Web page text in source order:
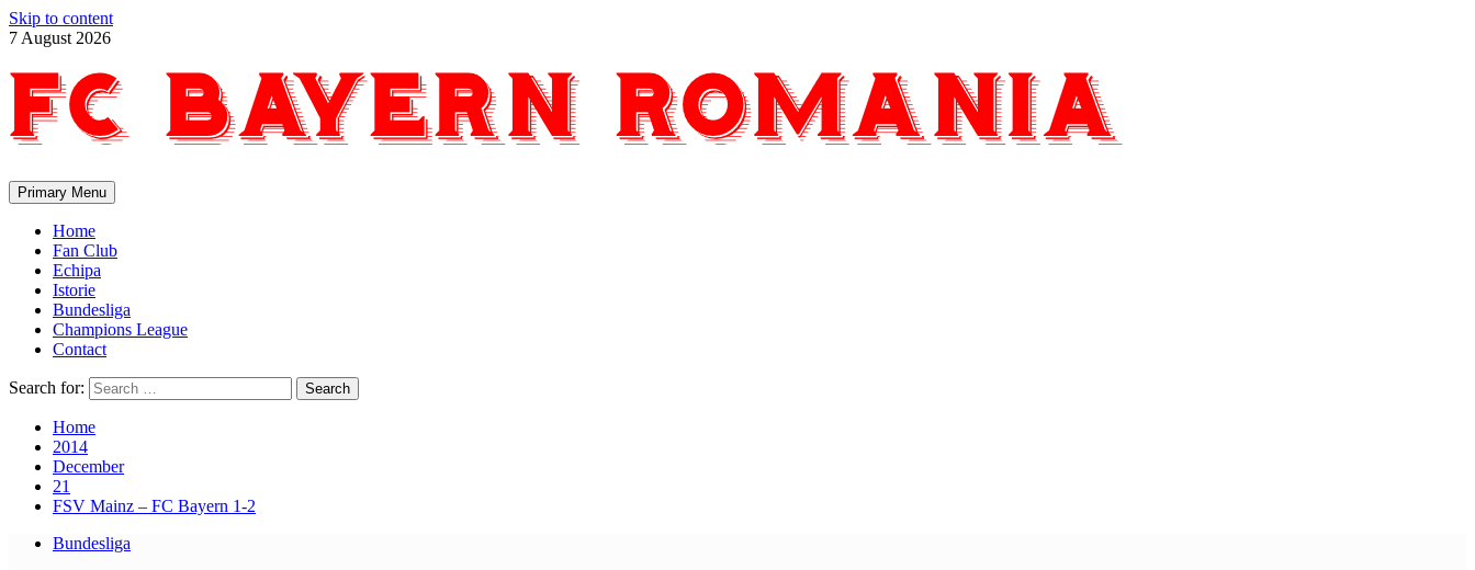
Skip to content
7 August 2026
Primary Menu
Home
Fan Club
Echipa
Istorie
Bundesliga
Champions League
Contact
Search for:
Home
2014
December
21
FSV Mainz – FC Bayern 1-2
Bundesliga